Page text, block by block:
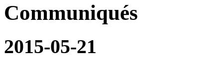
Communiqués
2015-05-21